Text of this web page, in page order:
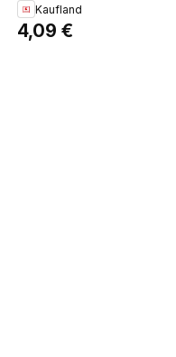
Kaufland
4,09 €